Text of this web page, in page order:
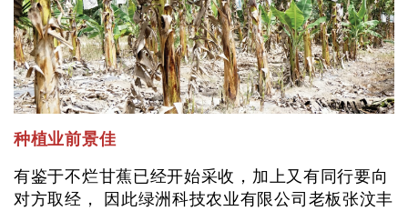
种植业前景佳
有鉴于不烂甘蕉已经开始采收，加上又有同行要向
对方取经， 因此绿洲科技农业有限公司老板张汶丰